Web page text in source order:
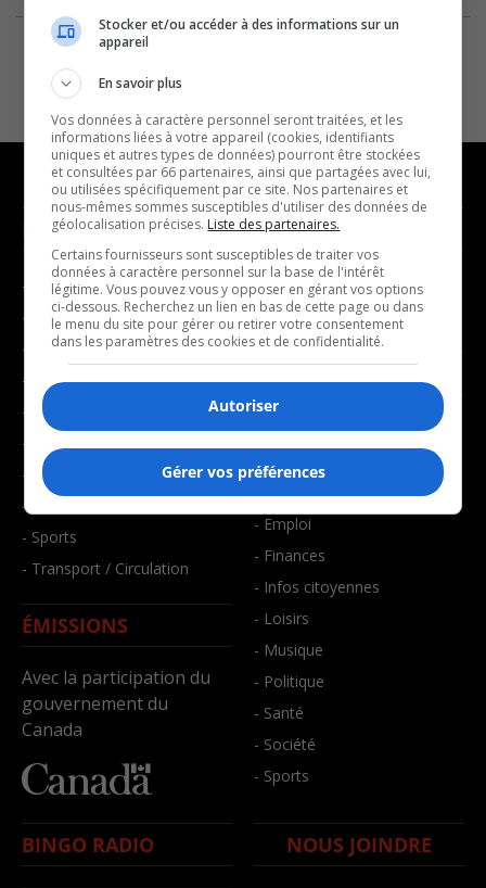
NOUVELLES
- Affaires municipales
- Communauté / Social
- Culture
- Économie
- Éducation
- Environnement
- Faits divers
- Santé et bien-être
- Sports
- Transport / Circulation
ÉMISSIONS
Avec la participation du
gouvernement du
Canada
MUSIQUE
- Décompte franco
- Joué récemment
BALADOS
- Affaires
- Art de vivre
- Bien-être
- Emploi
- Finances
- Infos citoyennes
- Loisirs
- Musique
- Politique
- Santé
- Société
- Sports
BINGO RADIO NOUS JOINDRE
Stocker et/ou accéder à des informations sur un
appareil
En savoir plus
Vos données à caractère personnel seront traitées, et les
informations liées à votre appareil (cookies, identifiants
uniques et autres types de données) pourront être stockées
et consultées par 66 partenaires, ainsi que partagées avec lui,
ou utilisées spécifiquement par ce site. Nos partenaires et
nous-mêmes sommes susceptibles d'utiliser des données de
géolocalisation précises. Liste des partenaires.
Certains fournisseurs sont susceptibles de traiter vos
données à caractère personnel sur la base de l'intérêt
légitime. Vous pouvez vous y opposer en gérant vos options
ci-dessous. Recherchez un lien en bas de cette page ou dans
le menu du site pour gérer ou retirer votre consentement
dans les paramètres des cookies et de confidentialité.
Autoriser
Gérer vos préférences